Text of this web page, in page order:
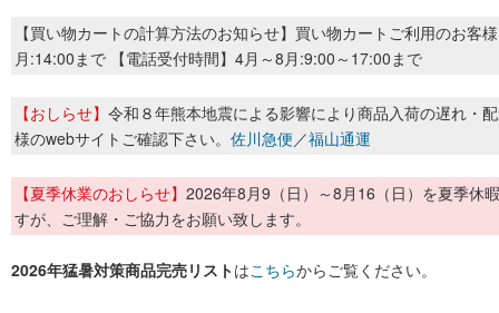
【買い物カートの計算方法のお知らせ】買い物カートご利用のお客
月:14:00まで 【電話受付時間】4月～8月:9:00～17:00まで
【おしらせ】 令和８年熊本地震による影響により商品入荷の遅れ・
様のwebサイトご確認下さい。 佐川急便／福山通運
【夏季休業のおしらせ】 2026年8月9（日）～8月16（日）を夏季休
すが、ご理解・ご協力をお願い致します。
2026年猛暑対策商品完売リストはこちらからご覧ください。